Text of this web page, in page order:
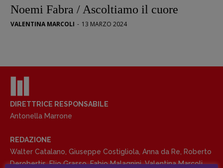
DOSSIER
12 dicembre
Psichedelia
Scienza
Tornare a Ballard
Valerio Evangelisti
Noemi Fabra / Ascoltiamo il cuore
VALENTINA MARCOLI - 13 MARZO 2024
DIRETTRICE RESPONSABILE
Antonella Marrone
REDAZIONE
Walter Catalano Giuseppe Costigliola Anna da Re
Roberto
Derobertis,Elio Grasso,Fabio Malagnini,Valentina Marcoli,